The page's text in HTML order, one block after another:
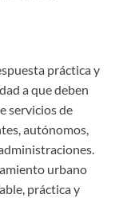
práctica y
a que deben
servicios de
autónomos,
urbano
práctica y